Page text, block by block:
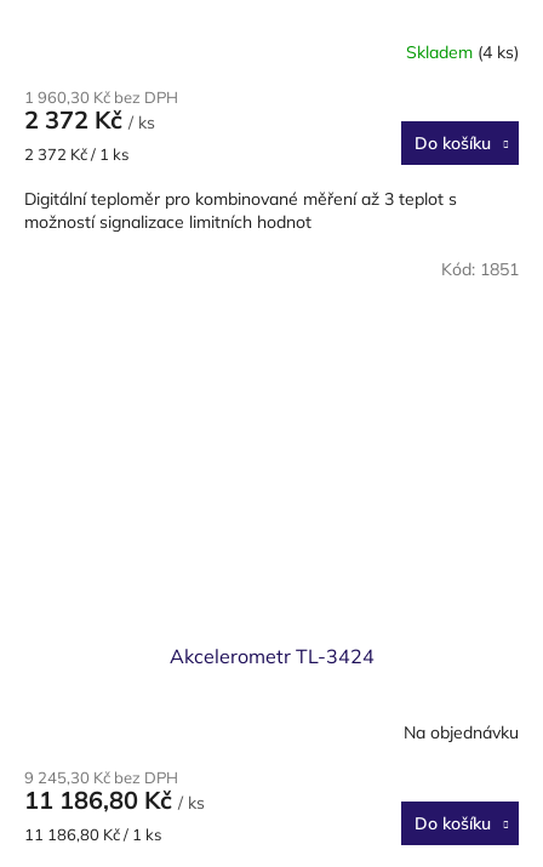
Skladem (4 ks)
1 960,30 Kč bez DPH
2 372 Kč / ks
Měrná
2 372 Kč / 1 ks Do košíku
Digitální teploměr pro kombinované měření až 3 teplot s
možností signalizace limitních hodnot
Akcelerometr TL-3424
Na objednávku
9 245,30 Kč bez DPH
11 186,80 Kč / ks
Měrná
11 186,80 Kč / 1 ks Do košíku
Kód: 1851